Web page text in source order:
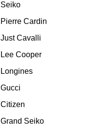
Seiko
Pierre Cardin
Just Cavalli
Lee Cooper
Longines
Gucci
Citizen
Grand Seiko